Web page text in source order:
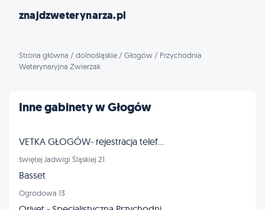
znajdzweterynarza.pl
Strona główna / dolnośląskie / Głogów / Przychodnia
Weterynaryjna Zwierzak
Inne gabinety w Głogów
VETKA GŁOGÓW- rejestracja telefoniczna pon.-pt. Godziny 10-18
świętej Jadwigi Śląskiej 21
Basset
Ogrodowa 13